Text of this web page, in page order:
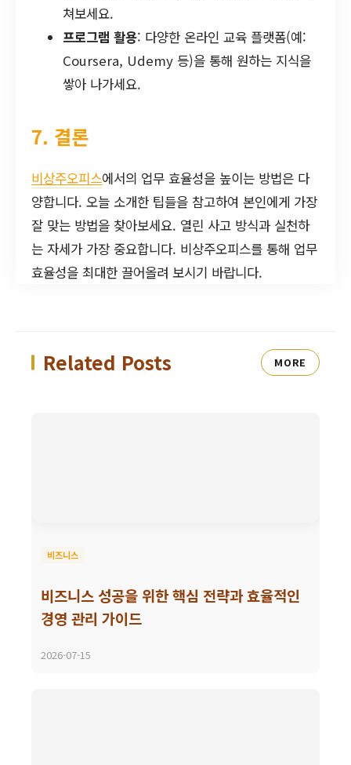
쳐보세요.
프로그램 활용: 다양한 온라인 교육 플랫폼(예:
Coursera, Udemy 등)을 통해 원하는 지식을
쌓아 나가세요.
7. 결론
비상주오피스에서의 업무 효율성을 높이는 방법은 다
양합니다. 오늘 소개한 팁들을 참고하여 본인에게 가장
잘 맞는 방법을 찾아보세요. 열린 사고 방식과 실천하
는 자세가 가장 중요합니다. 비상주오피스를 통해 업무
효율성을 최대한 끌어올려 보시기 바랍니다.
Related Posts MORE
비즈니스
비즈니스 성공을 위한 핵심 전략과 효율적인
경영 관리 가이드
2026-07-15